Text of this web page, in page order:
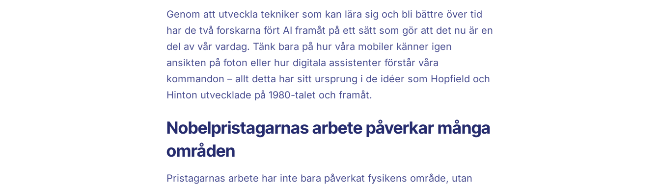
Genom att utveckla tekniker som kan lära sig och bli bättre över tid
har de två forskarna fört AI framåt på ett sätt som gör att det nu är en
del av vår vardag. Tänk bara på hur våra mobiler känner igen
ansikten på foton eller hur digitala assistenter förstår våra
kommandon – allt detta har sitt ursprung i de idéer som Hopfield och
Hinton utvecklade på 1980-talet och framåt.
Nobelpristagarnas arbete påverkar många
områden
Pristagarnas arbete har inte bara påverkat fysikens område, utan